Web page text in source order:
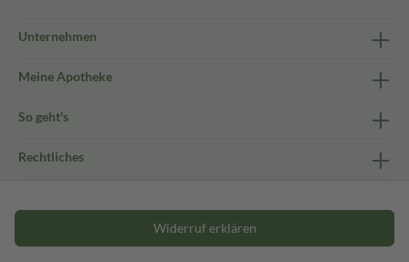
Unternehmen
Meine Apotheke
So geht's
Rechtliches
Widerruf erklären